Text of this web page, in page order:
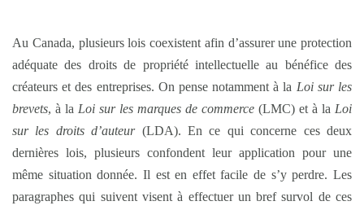
Au Canada, plusieurs lois coexistent afin d’assurer une protection
adéquate des droits de propriété intellectuelle au bénéfice des
créateurs et des entreprises. On pense notamment à la Loi sur les
brevets, à la Loi sur les marques de commerce (LMC) et à la Loi
sur les droits d’auteur (LDA). En ce qui concerne ces deux
dernières lois, plusieurs confondent leur application pour une
même situation donnée. Il est en effet facile de s’y perdre. Les
paragraphes qui suivent visent à effectuer un bref survol de ces